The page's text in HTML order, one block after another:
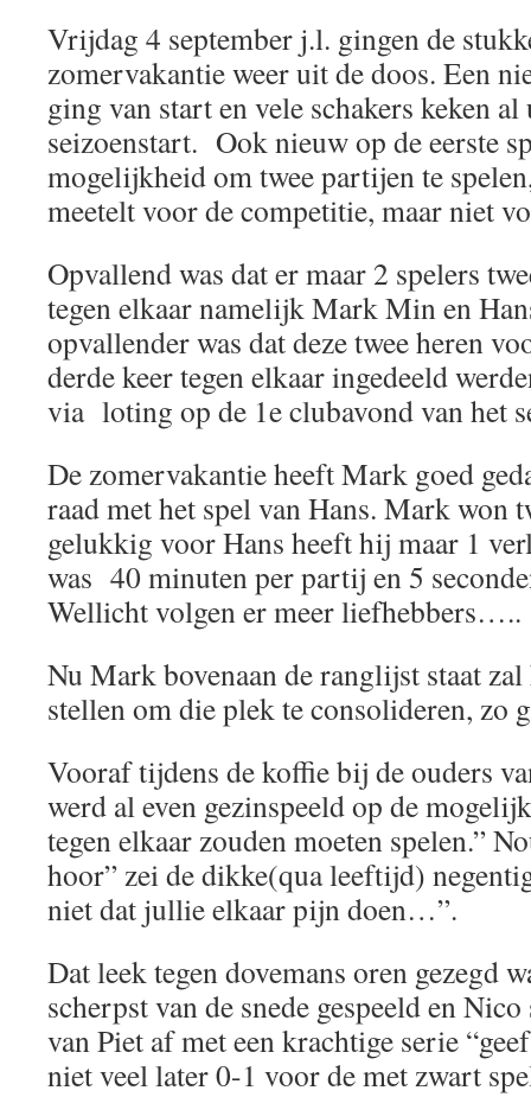
Vrijdag 4 september j.l. gingen de
zomervakantie weer uit de doos. Een
ging van start en vele schakers keken al
seizoenstart. Ook nieuw op de eerste
mogelijkheid om twee partijen te
meetelt voor de competitie, maar niet
Opvallend was dat er maar 2 spelers
tegen elkaar namelijk Mark Min en
opvallender was dat deze twee heren
derde keer tegen elkaar ingedeeld
via loting op de 1e clubavond van het
De zomervakantie heeft Mark goed
raad met het spel van Hans. Mark won
gelukkig voor Hans heeft hij maar 1
was 40 minuten per partij en 5
Wellicht volgen er meer liefhebbers…..
Nu Mark bovenaan de ranglijst staat
stellen om die plek te consolideren,
Vooraf tijdens de koffie bij de ouders
werd al even gezinspeeld op de
tegen elkaar zouden moeten spelen.”
hoor” zei de dikke(qua leeftijd)
niet dat jullie elkaar pijn doen…”.
Dat leek tegen dovemans oren gezegd
scherpst van de snede gespeeld en
van Piet af met een krachtige serie
niet veel later 0-1 voor de met zwart